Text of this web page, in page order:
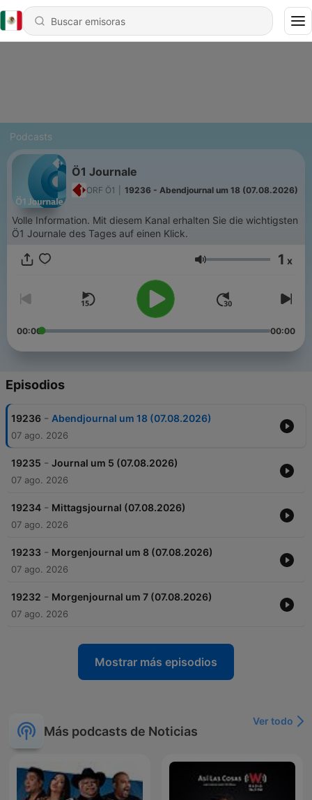
Podcasts
Ö1 Journale
ORF Ö1 19236 - Abendjournal um 18 (07.08.2026)
Volle Information. Mit diesem Kanal erhalten Sie die wichtigsten
Ö1 Journale des Tages auf einen Klick.
Volumen 1 x
00:00 00:00
Episodios
19236 - Abendjournal um 18 (07.08.2026)
07 ago. 2026
19235 - Journal um 5 (07.08.2026)
07 ago. 2026
19234 - Mittagsjournal (07.08.2026)
07 ago. 2026
19233 - Morgenjournal um 8 (07.08.2026)
07 ago. 2026
19232 - Morgenjournal um 7 (07.08.2026)
07 ago. 2026
Mostrar más episodios
Más podcasts de Noticias
Ver todo